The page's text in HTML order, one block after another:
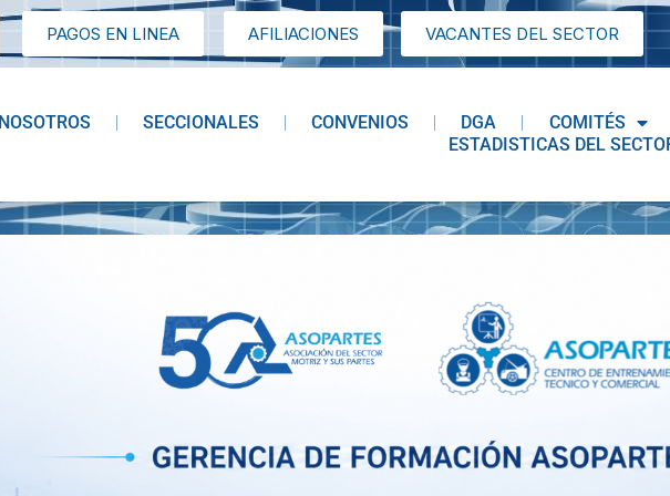
PAGOS EN LINEA AFILIACIONES VACANTES DEL SECTOR
NOSOTROS SECCIONALES CONVENIOS DGA
COMITÉS
ESTADISTICAS DEL